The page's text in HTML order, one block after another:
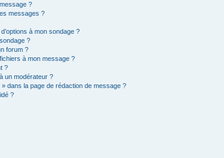
?
messages ?
à mon sondage ?
?
forum ?
à mon message ?
?
un modérateur ?
dans la page de rédaction de message ?
?